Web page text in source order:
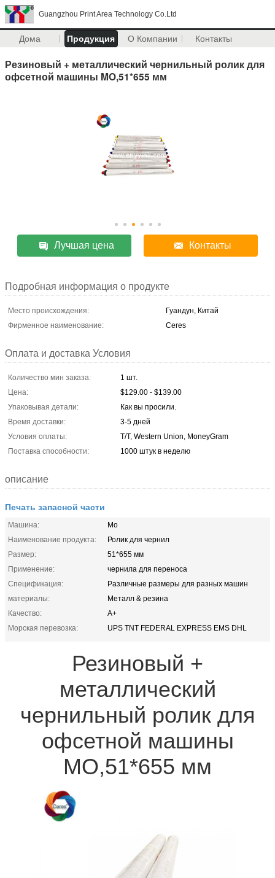
Guangzhou Print Area Technology Co.Ltd
Дома Продукция О Компании Контакты
Резиновый + металлический чернильный ролик для
офсетной машины MO,51*655 мм
Лучшая цена Контакты
Подробная информация о продукте
Место происхождения:
Гуандун, Китай
Фирменное наименование:
Ceres
Оплата и доставка Условия
Количество мин заказа:
1 шт.
Цена:
$129.00 - $139.00
Упаковывая детали:
Как вы просили.
Время доставки:
3-5 дней
Условия оплаты:
T/T, Western Union, MoneyGram
Поставка способности:
1000 штук в неделю
описание
Печать запасной части
Машина:
Мо
Наименование продукта:
Ролик для чернил
Размер:
51*655 мм
Применение:
чернила для переноса
Спецификация:
Различные размеры для разных машин
материалы:
Металл & резина
Качество:
А+
Морская перевозка:
UPS TNT FEDERAL EXPRESS EMS DHL
Резиновый +
металлический
чернильный ролик для
офсетной машины
MO,51*655 мм